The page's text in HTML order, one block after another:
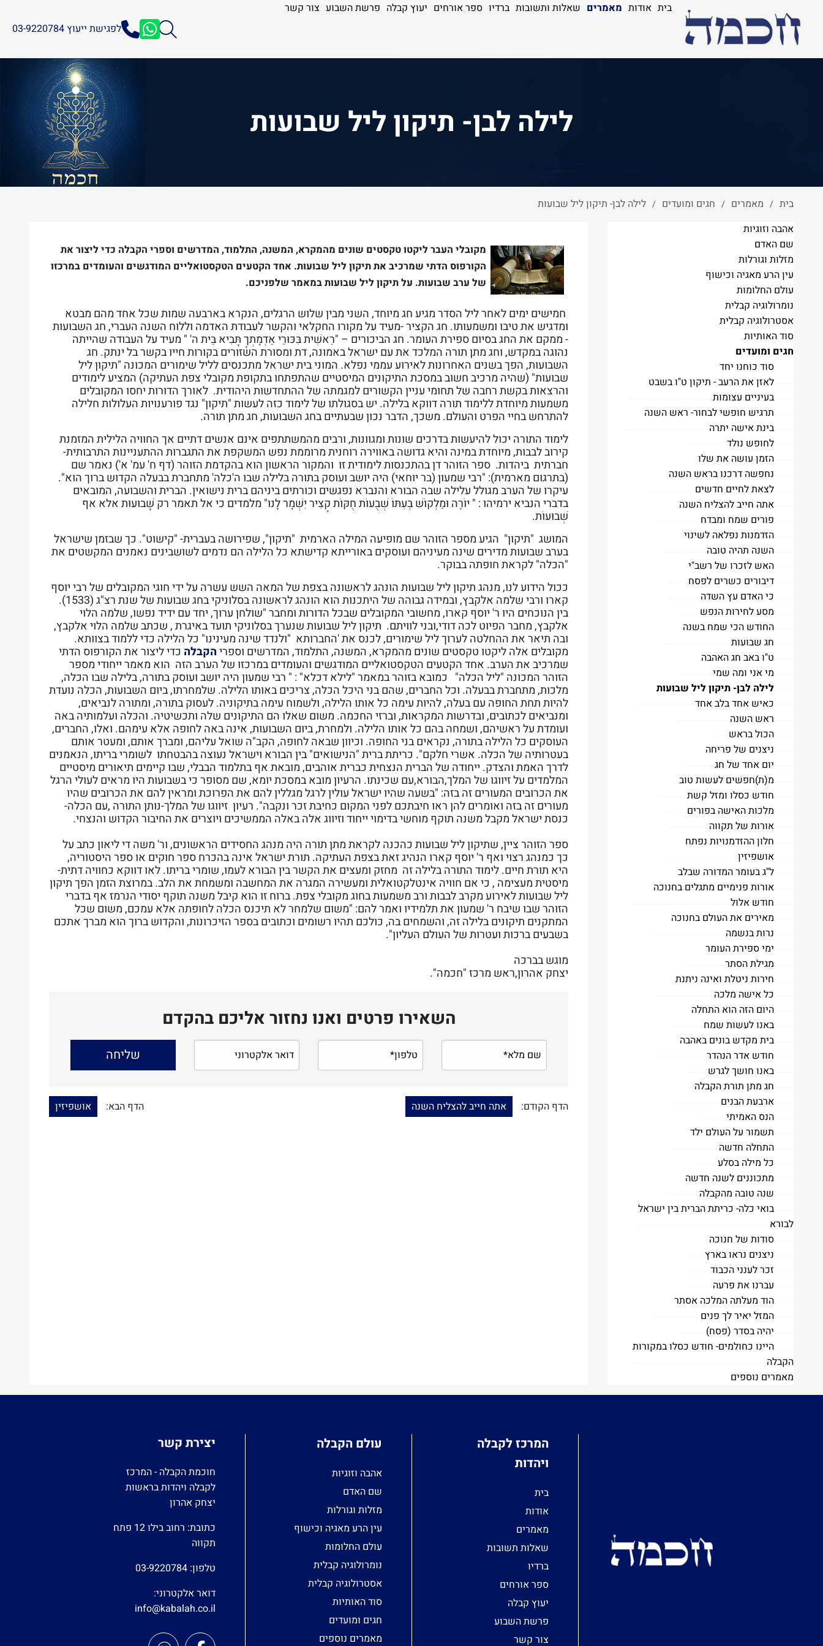
בית אודות מאמרים שאלות ותשובות ברדיו ספר אורחים יעוץ קבלה פרשת השבוע צור קשר
לפגישת ייעוץ 03-9220784
לילה לבן- תיקון ליל שבועות
בית / מאמרים / חגים ומועדים / לילה לבן- תיקון ליל שבועות
אהבה וזוגיות
שם האדם
מזלות וגורלות
עין הרע מאגיה וכישוף
עולם החלומות
נומרולוגיה קבלית
אסטרולוגיה קבלית
סוד האותיות
חגים ומועדים
סוד כוחנו יחד
לאזן את הרעב - תיקון ט"ו בשבט
בעיניים עצומות
תרגיש חופשי לבחור- ראש השנה
בינת אישה יתרה
לחופש נולד
הזמן עושה את שלו
נחפשה דרכנו בראש השנה
לצאת לחיים חדשים
אתה חייב להצליח השנה
פורים שמח ומבדח
הזדמנות נפלאה לשינוי
השנה תהיה טובה
האש לזכרו של רשב"י
דיבורים כשרים לפסח
כי האדם עץ השדה
מסע לחירות הנפש
החודש הכי שמח בשנה
חג שבועות
ט"ו באב חג האהבה
מי אני ומה שמי
לילה לבן- תיקון ליל שבועות
כאיש אחד בלב אחד
ראש השנה
הכול בראש
ניצנים של פריחה
יום אחד של חג
מ(ת)חפשים לעשות טוב
חודש כסלו ומזל קשת
מלכות האישה בפורים
אורות של תקווה
חלון ההזדמנויות נפתח
אושפיזין
ל"ג בעומר המדורה שבלב
אורות פנימיים מתגלים בחנוכה
חודש אלול
מאירים את העולם בחנוכה
נרות בנשמה
ימי ספירת העומר
מגילת הסתר
חירות ניטלת ואינה ניתנת
כל אישה מלכה
היום הזה הוא התחלה
באנו לעשות שמח
בית מקדש בונים באהבה
חודש אדר הנהדר
באנו חושך לגרש
חג מתן תורת הקבלה
ארבעת הבנים
הנס האמיתי
תשמור על העולם ילד
התחלה חדשה
כל מילה בסלע
מתכוננים לשנה חדשה
שנה טובה מהקבלה
בואי כלה- כריתת הברית בין ישראל
לבורא
סודות של חנוכה
ניצנים נראו בארץ
זכר לענני הכבוד
עברנו את פרעה
הוד מעלתה המלכה אסתר
המזל יאיר לך פנים
יהיה בסדר (פסח)
היינו כחולמים- חודש כסלו במקורות
הקבלה
מאמרים נוספים
מקובלי העבר ליקטו טקסטים שונים מהמקרא, המשנה, התלמוד, המדרשים וספרי הקבלה כדי ליצור את
הקורפוס הדתי שמרכיב את תיקון ליל שבועות. אחד הקטעים הטקסטואליים המודגשים והעומדים במרכזו
של ערב שבועות. על תיקון ליל שבועות במאמר שלפניכם.
חמישים ימים לאחר ליל הסדר מגיע חג מיוחד, השני מבין שלוש הרגלים, הנקרא בארבעה שמות שכל אחד מהם מבטא
ומדגיש את טיבו ומשמעותו. חג הקציר -מעיד על מקורו החקלאי והקשר לעבודת האדמה וללוח השנה העברי, חג השבועות
- ממקם את החג בסיום ספירת העומר. חג הביכורים – "רֵאשִׁית בִּכּוּרֵי אַדְמָתְךָ תָּבִיא בֵּית ה' " מעיד על העבודה שהייתה
נהוגה במקדש, וחג מתן תורה המלכד את עם ישראל באמונה, דת ומסורת השזורים בקורות חייו בקשר בל ינתק. חג
השבועות, הפך בשנים האחרונות לאירוע עממי נפלא. המוני בית ישראל מתכנסים לליל שימורים המכונה "תיקון ליל
שבועות" (שהיה מרכיב חשוב במסכת התיקונים המיסטיים שהתפתחו בתקופת מקובלי צפת העתיקה) המציע לימודים
והרצאות בקשת רחבה של תחומי עניין הקשורים למגמתה של ההתחדשות היהודית. לאורך הדורות יחסו המקובלים
משמעות מיוחדת ללימוד תורה דווקא בלילה. יש בסגולתו של לימוד כזה לעשות "תיקון" נגד פורענויות העלולות חלילה
להתרחש בחיי הפרט והעולם. משכך, הדבר נכון שבעתיים בחג השבועות, חג מתן תורה.
לימוד התורה יכול להיעשות בדרכים שונות ומגוונות, ורבים מהמשתתפים אינם אנשים דתיים אך החוויה הלילית המזמנת
קירוב לבבות, מיוחדת במינה והיא גדושה באווירה רוחנית מרוממת נפש המשקפת את התגברות ההתעניינות התרבותית-
חברתית ביהדות. ספר הזוהר דן בהתכנסות לימודית זו והמקור הראשון הוא בהקדמת הזוהר (דף ח' עמ' א') נאמר שם
(בתרגום מארמית): "רבי שמעון (בר יוחאי) היה יושב ועוסק בתורה בלילה שבו ה'כלה' מתחברת בבעלה הקדוש ברוך הוא".
עיקרו של הערב מגולל עלילה שבה הבורא והנברא נפגשים וכורתים ביניהם ברית נישואין. הברית והשבועה, המובאים
בדברי הנביא ירמיהו : " יוֹרֶה וּמַלְקוֹשׁ בְּעִתּוֹ שְׁבֻעוֹת חֻקּוֹת קָצִיר יִשְׁמָר לָנו" מלמדים כי אל תאמר רק שָׁבוּעוּת אלא אף
שְׁבוּעוֹת.
המושג "תיקון" הגיע מספר הזוהר שם מופיעה המילה הארמית "תיקון", שפירושה בעברית- "קישוט". כך שבזמן שישראל
בערב שבועות מדירים שינה מעיניהם ועוסקים באורייתא קדישתא כל הלילה הם נדמים לשושבינים נאמנים המקשטים את
"הכלה" לקראת חופתה בבוקר.
ככול הידוע לנו, מנהג תיקוןלילשבועותהונהג לראשונה בצפת שלהמאה השש עשרה על ידי חוגי המקובלים של רבי יוסף
קארו ורבי שלמה אלקבץ, ובמידה גבוהה של היתכנות הוא הונהג לראשונה בסלוניקי בחג שבועות של שנת רצ"ג (1533).
בין הנוכחים היו ר' יוסף קארו, מחשובי המקובלים שבכל הדורות ומחבר "שולחן ערוך, יחד עם ידיד נפשו, שלמה הלוי
אלקבץ, מחבר הפיוט לכה דודי,ובני לוויתם. תיקון ליל שבועות שנערך בסלוניקי תועד באיגרת , שכתב שלמה הלוי אלקבץ,
ובה תיאר את ההחלטה לערוך ליל שימורים, לכנס את 'החברותא "ולנדד שינה מעינינו" כל הלילה כדי ללמוד בצוותא.
מקובלים אלהליקטו טקסטים שונים מהמקרא, המשנה, התלמוד, המדרשים וספריהקבלה כדי ליצור אתהקורפוס הדתי
שמרכיב את הערב. אחד הקטעים הטקסטואליים המודגשים והעומדים במרכזו של הערב הזה הוא מאמר ייחודי מספר
הזוהר המכונה "לילהכלה" כמובא בזוהר במאמר "לילא דכלא" : " רבי שמעון היה יושב ועוסק בתורה, בלילה שבו הכלה,
מלכות, מתחברת בבעלה. וכל החברים, שהם בני היכל הכלה, צריכים באותו הלילה. שלמחרתו, ביום השבועות, הכלה נועדת
להיות תחת החופה עם בעלה, להיות עימה כל אותו הלילה, ולשמוח עימה בתיקוניה. לעסוק בתורה, ומתורה לנביאים,
ומנביאים לכתובים, ובדרשות המקראות, וברזי החכמה. משום שאלו הם התיקונים שלה ותכשיטיה. והכלה ועלמותיה באה
ועומדת על ראשיהם, ושמחה בהם כל אותו הלילה. ולמחרת, ביום השבועות, אינה באה לחופה אלא עימהם. ואלו, החברים,
העוסקים כל הלילה בתורה, נקראים בני החופה. וכיוון שבאה לחופה, הקב"ה שואל עליהם, ומברך אותם, ומעטר אותם
בעטרותיה של הכלה. אשרי חלקם". כריתת ברית "הנישואים" בין הבורא וישראל נעוצה בהבטחתו לשומרי בריתו, הנאמנים
לדרך האמת והצדק. ייחודה של הברית הנצחית כברית אוהבים, מובאת אף בתלמוד הבבלי, שבו קיימים תיאורים מיסטיים
המלמדים על זיווגו של המלך,הבורא,עם שכינתו. הרעיון מובא במסכת יומא, שם מסופר כי בשבועות היו מראים לעולי הרגל
את הכרובים המעורים זה בזה: "בשעה שהיו ישראל עולין לרגל מגללין להם את הפרוכת ומראין להם את הכרובים שהיו
מעוריםזהבזה ואומרים להן ראו חיבתכםלפני המקום כחיבת זכר ונקבה". רעיון זיווגו של המלך-נותן התורה ,עם הכלה-
כנסת ישראל מקבל משנה תוקף מוחשי בדימוי ייחוד וזיווג אלה באלה הממשיכים ויוצרים את החיבור הקדוש והנצחי.
ספר הזוהר ציין, שתיקון ליל שבועות כהכנה לקראת מתן תורה היה מנהג החסידים הראשונים, ור' משה די ליאון כתב על
כך כמנהג רצוי ואף ר' יוסף קארו הנהיג זאת בצפת העתיקה. תורת ישראל אינה בהכרח ספר חוקים או ספר היסטוריה,
היא תורת חיים. לימוד התורה בלילה זה מחזק ומעצים את הקשר בין הבורא לעמו, שומרי בריתו. לאו דווקא כחוויה דתית-
מיסטית מעצימה , כי אם חוויה אינטלקטואלית ומעשירה המגרה את המחשבה ומשמחת את הלב. במרוצת הזמן הפך תיקון
ליל שבועות לאירוע מקרב לבבות ורב משמעות בחוג מקובלי צפת. ברוח זו הוא קיבל משנה תוקף יסודי הנרמז אף בדברי
הזוהר שבו שיבח ר' שמעון את תלמידיו ואמר להם: "משום שלמחר לא תיכנס הכלה לחופתה אלא עמכם, משום שכל
המתקנים תיקונים בלילה זה, והשמחים בה, כולכם תהיו רשומים וכתובים בספר הזיכרונות, והקדוש ברוך הוא מברך אתכם
בשבעים ברכות ועטרות של העולם העליון".
מוגש בברכה
יצחק אהרון,ראש מרכז "חכמה".
השאירו פרטים ואנו נחזור אליכם בהקדם
הדף הקודם: אתה חייב להצליח השנה הדף הבא: אושפיזין
המרכז לקבלה
ויהדות
בית
אודות
מאמרים
שאלות תשובות
ברדיו
ספר אורחים
יעוץ קבלה
פרשת השבוע
צור קשר
עולם הקבלה
אהבה וזוגיות
שם האדם
מזלות וגורלות
עין הרע מאגיה וכישוף
עולם החלומות
נומרולוגיה קבלית
אסטרולוגיה קבלית
סוד האותיות
חגים ומועדים
מאמרים נוספים
יצירת קשר
חוכמת הקבלה - המרכז
לקבלה ויהדות בראשות
יצחק אהרון
כתובת: רחוב בילו 12 פתח
תקווה
טלפון: 03-9220784
דואר אלקטרוני:
info@kabalah.co.il